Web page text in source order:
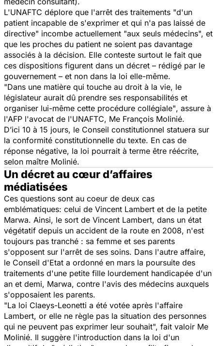
L'UNAFTC déplore que l'arrêt des traitements "d'un
patient incapable de s'exprimer et qui n'a pas laissé de
directive" incombe actuellement "aux seuls médecins", et
que les proches du patient ne soient pas davantage
associés à la décision. Elle conteste surtout le fait que
ces dispositions figurent dans un décret – rédigé par le
gouvernement – et non dans la loi elle-même.
"Dans une matière qui touche au droit à la vie, le
législateur aurait dû prendre ses responsabilités et
organiser lui-même cette procédure collégiale", assure à
l'AFP l'avocat de l'UNAFTC, Me François Molinié.
D’ici 10 à 15 jours, le Conseil constitutionnel statuera sur
la conformité constitutionnelle du texte. En cas de
réponse négative, la loi pourrait à terme être réécrite,
selon maître Molinié.
Un décret au cœur d’affaires
médiatisées
Ces questions sont au coeur de deux cas
emblématiques: celui de Vincent Lambert et de la petite
Marwa. Ainsi, le sort de Vincent Lambert, dans un état
végétatif depuis un accident de la route en 2008, n'est
toujours pas tranché : sa femme et ses parents
s'opposent sur l'arrêt de ses soins. Dans l'autre affaire,
le Conseil d'Etat a ordonné en mars la poursuite des
traitements d'une petite fille lourdement handicapée d'un
an et demi, Marwa, contre l'avis des médecins auxquels
s'opposaient les parents.
"La loi Claeys-Leonetti a été votée après l'affaire
Lambert, or elle ne règle pas la situation des personnes
qui ne peuvent pas exprimer leur souhait", fait valoir Me
Molinié. Il suggère l'introduction dans la loi d'un